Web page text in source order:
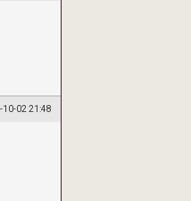
10-02 21:48